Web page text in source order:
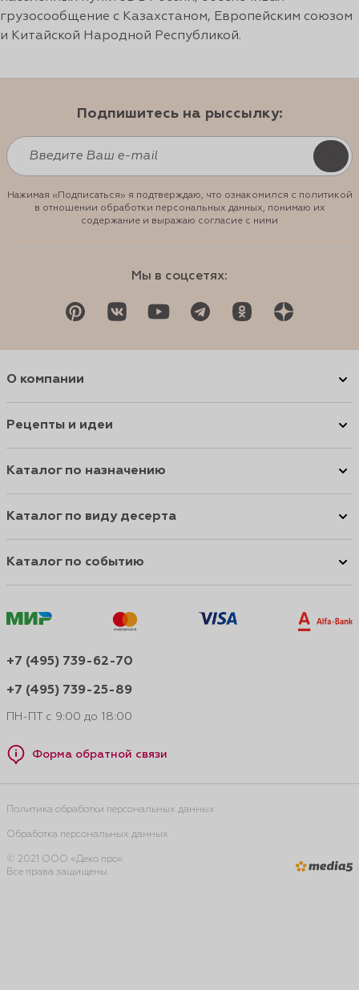
грузосообщение с Казахстаном, Европейским союзом
и Китайской Народной Республикой.
Подпишитесь на рыссылку:
Нажимая «Подписаться» я подтверждаю, что ознакомился с политикой
в отношении обработки персональных данных, понимаю их
содержание и выражаю согласие с ними
Мы в соцсетях:
О компании
Рецепты и идеи
Каталог по назначению
Каталог по виду десерта
Каталог по событию
+7 (495) 739-62-70
+7 (495) 739-25-89
ПН-ПТ с 9:00 до 18:00
Форма обратной связи
Политика обработки персональных данных
Обработка персональных данных
© 2021 ООО «Деко про».
Все права защищены.